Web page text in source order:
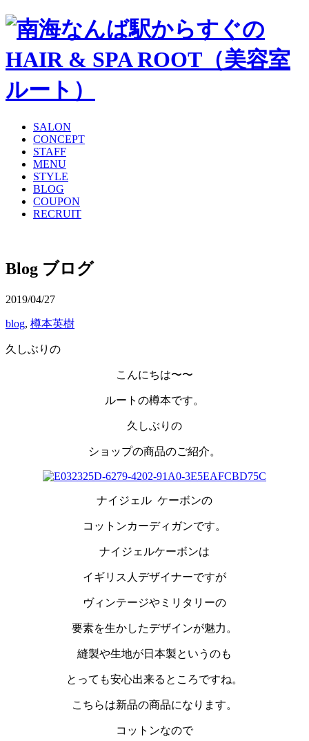
SALON
CONCEPT
STAFF
MENU
STYLE
BLOG
COUPON
RECRUIT
Blog ブログ
2019/04/27
blog, 樽本英樹
久しぶりの
こんにちは〜〜
ルートの樽本です。
久しぶりの
ショップの商品のご紹介。
ナイジェル ケーボンの
コットンカーディガンです。
ナイジェルケーボンは
イギリス人デザイナーですが
ヴィンテージやミリタリーの
要素を生かしたデザインが魅力。
縫製や生地が日本製というのも
とっても安心出来るところですね。
こちらは新品の商品になります。
コットンなので